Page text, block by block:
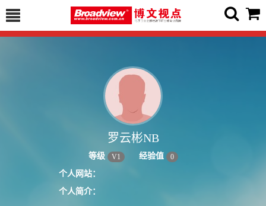
罗云彬NB
等级 V1 经验值 0
个人网站：
个人简介：